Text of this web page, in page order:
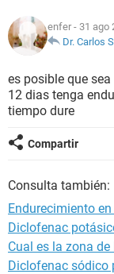
NUTRICIÓN
SEXUALIDAD
GLOSARIO
enfer - 31 ago
Dr. Carlos
es posible que
12 dias tenga
tiempo dure
Compartir
Consulta también:
Endurecimiento
Diclofenac
Cual es la zona
Diclofenac sódico